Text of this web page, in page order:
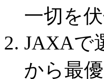
一切を
JAXAで
から最